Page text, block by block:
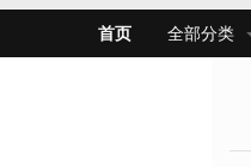
首页 全部分类